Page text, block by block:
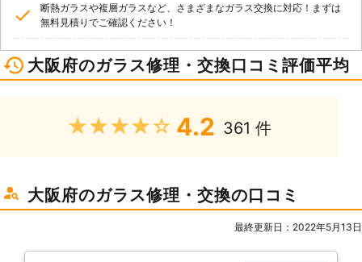
断熱ガラスや複層ガラスなど、さまざまなガラス交換に対応！まずは
無料見積りでご確認ください！
大阪府のガラス修理・交換口コミ評価平均
★★★★★ 4.2 361 件
大阪府のガラス修理・交換の口コミ
最終更新日：2022年5月13日